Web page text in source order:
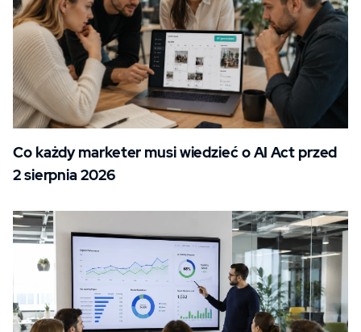
Co każdy marketer musi wiedzieć o AI Act przed
2 sierpnia 2026